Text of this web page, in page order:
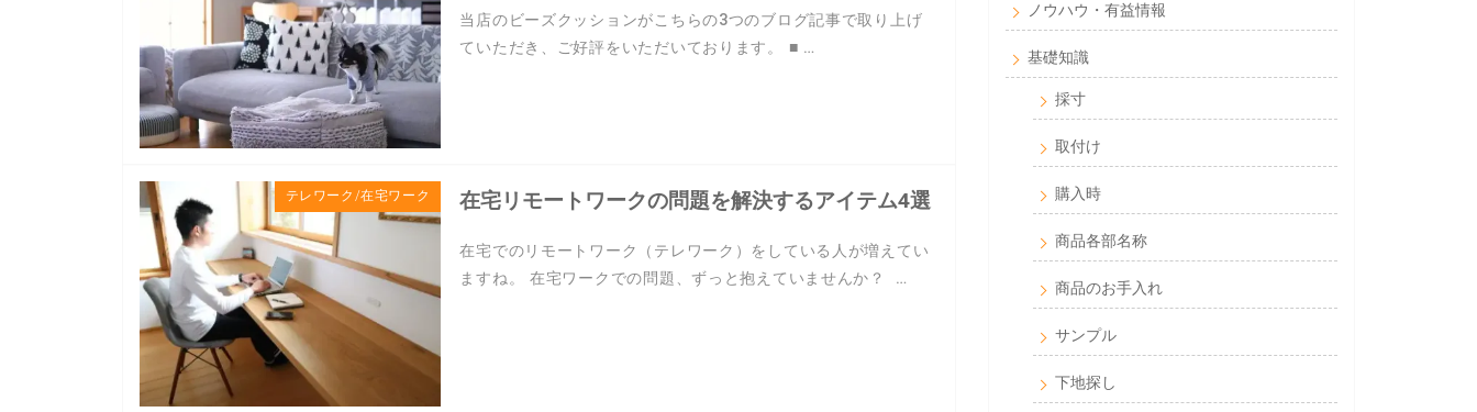
当店のビーズクッションがこちらの3つのブログ記事で取り上げ
ていただき、ご好評をいただいております。 ■ …
テレワーク/在宅ワーク 在宅リモートワークの問題を解決するアイテム4選
在宅でのリモートワーク（テレワーク）をしている人が増えてい
ますね。 在宅ワークでの問題、ずっと抱えていませんか？ …
ノウハウ・有益情報
基礎知識
採寸
取付け
購入時
商品各部名称
商品のお手入れ
サンプル
下地探し